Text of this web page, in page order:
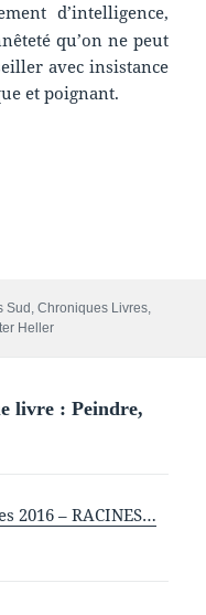
d’intelligence,
qu’on ne peut
avec insistance
et poignant.
Sud ,Chroniques Livres,
Heller
livre : Peindre,
2016 – RACINES…